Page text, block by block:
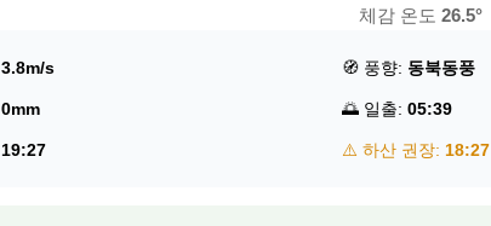
체감 온도 26.5°
3.8m/s 🧭 풍향: 동북동풍
0mm 🌅 일출: 05:39
19:27 ⚠️ 하산 권장: 18:27